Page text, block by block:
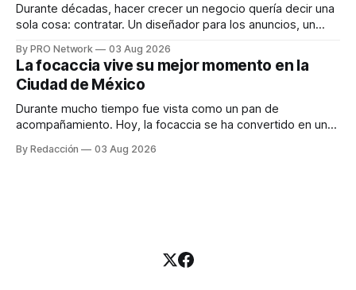
Durante décadas, hacer crecer un negocio quería decir una
sola cosa: contratar. Un diseñador para los anuncios, un
para los textos, alguien que supiera de publicidad digital
para encontrar prospectos, un vendedor para atender
llamadas y mensajes, y —con suerte— una persona
By PRO Network 03 Aug 2026
La focaccia vive su mejor momento en la
Ciudad de México
Durante mucho tiempo fue vista como un pan de
acompañamiento. Hoy, la focaccia se ha convertido en uno
artesanal, ingredientes de calidad y experiencias que
By Redacción 03 Aug 2026